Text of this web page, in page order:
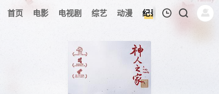
首页 电影 电视剧 综艺 动漫 纪录片 午夜剧场